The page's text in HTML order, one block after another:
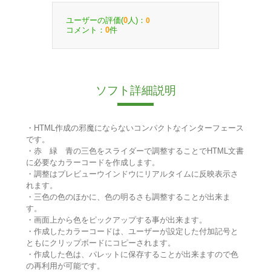
ユーザーの評価(0 人)： 0
コメント： 0件
ソフト詳細説明
・HTML作成の邪魔にならないコンパクトなインターフェース
です。
・赤 緑 青の三色をスライダーで調整することでHTML文書
に必要なカラーコードを作成します。
・調整はプレビューウインドウにリアルタイムに反映表示さ
れます。
・三色の色のほかに、色の明るさも調整することが出来ま
す。
・画面上から色をピックアップする事が出来ます。
・作成したカラーコードは、ユーザーが設定した付加記号と
ともにクリップボードにコピーされます。
・作成した色は、パレットに保存することが出来ますので色
の再利用が可能です。